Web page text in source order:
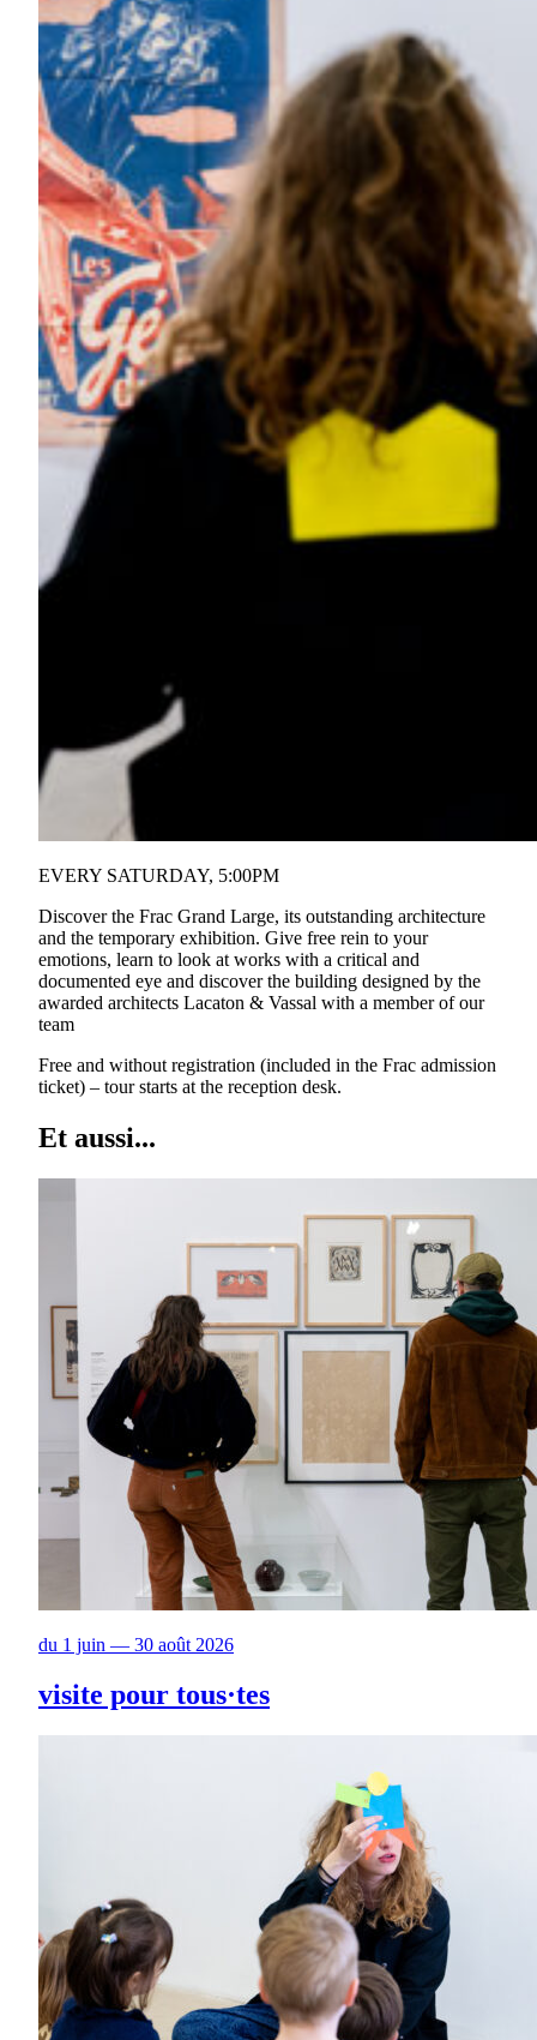
EVERY SATURDAY, 5:00PM
Discover the Frac Grand Large, its outstanding architecture
and the temporary exhibition. Give free rein to your
emotions, learn to look at works with a critical and
documented eye and discover the building designed by the
awarded architects Lacaton & Vassal with a member of our
team
Free and without registration (included in the Frac admission
ticket) – tour starts at the reception desk.
Et aussi...
du 1 juin — 30 août 2026
visite pour tous·tes